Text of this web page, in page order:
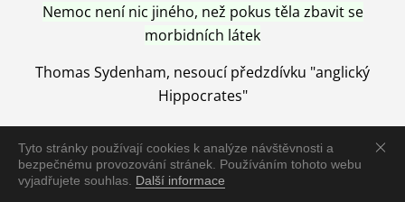
Tyto stránky používají cookies k analýze návštěvnosti a
bezpečnému provozování stránek. Používáním tohoto webu
vyjadřujete souhlas. Další informace
Nemoc není nic jiného, než pokus těla zbavit se
morbidních látek
Thomas Sydenham, nesoucí předzdívku "anglický
Hippocrates"
Nemoc je vyléčena jen pomocí Přírody, neutralizací a